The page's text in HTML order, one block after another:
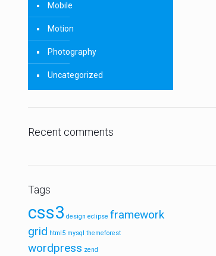
Mobile
Motion
Photography
Uncategorized
Recent comments
Tags
css3 design eclipse framework
grid html5 mysql themeforest
wordpress zend